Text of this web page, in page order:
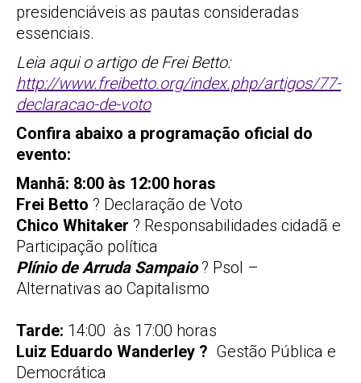
presidenciáveis as pautas consideradas
essenciais.
Leia aqui o artigo de Frei Betto:
http://www.freibetto.org/index.php/artigos/77-
declaracao-de-voto
Confira abaixo a programação oficial do
evento:
Manhã: 8:00 às 12:00 horas
Frei Betto ? Declaração de Voto
Chico Whitaker ? Responsabilidades cidadã e
Participação política
Plínio de Arruda Sampaio? Psol –
Alternativas ao Capitalismo
Tarde: 14:00 às 17:00 horas
Luiz Eduardo Wanderley ? Gestão Pública e
Democrática